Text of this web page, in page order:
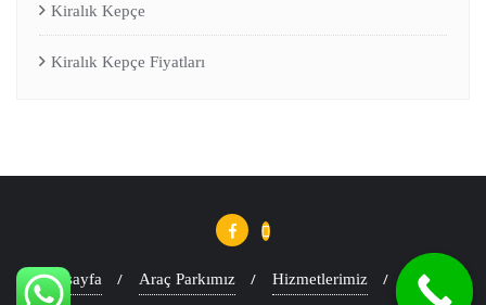
Kiralık Kepçe
Kiralık Kepçe Fiyatları
Anasayfa Araç Parkımız Hizmetlerimiz Blog